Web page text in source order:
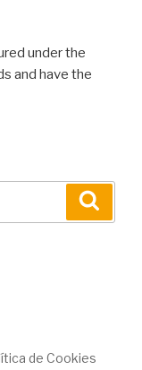
under the
and have the
de Cookies